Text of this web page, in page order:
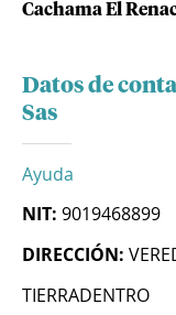
Cachama El
Datos de
Sas
Ayuda
NIT: 9019468899
DIRECCIÓN:
TIERRADENTRO